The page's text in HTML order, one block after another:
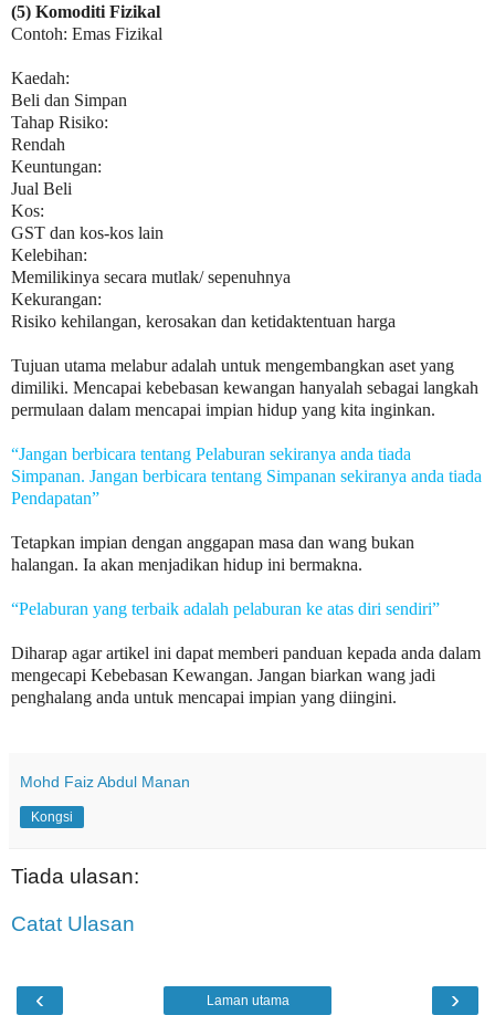
(5) Komoditi Fizikal
Contoh: Emas Fizikal
Kaedah:
Beli dan Simpan
Tahap Risiko:
Rendah
Keuntungan:
Jual Beli
Kos:
GST dan kos-kos lain
Kelebihan:
Memilikinya secara mutlak/ sepenuhnya
Kekurangan:
Risiko kehilangan, kerosakan dan ketidaktentuan harga
Tujuan utama melabur adalah untuk mengembangkan aset yang
dimiliki. Mencapai kebebasan kewangan hanyalah sebagai langkah
permulaan dalam mencapai impian hidup yang kita inginkan.
“Jangan berbicara tentang Pelaburan sekiranya anda tiada
Simpanan. Jangan berbicara tentang Simpanan sekiranya anda tiada
Pendapatan”
Tetapkan impian dengan anggapan masa dan wang bukan
halangan. Ia akan menjadikan hidup ini bermakna.
“Pelaburan yang terbaik adalah pelaburan ke atas diri sendiri”
Diharap agar artikel ini dapat memberi panduan kepada anda dalam
mengecapi Kebebasan Kewangan. Jangan biarkan wang jadi
penghalang anda untuk mencapai impian yang diingini.
Mohd Faiz Abdul Manan
Kongsi
Tiada ulasan:
Catat Ulasan
‹ ›
Laman utama